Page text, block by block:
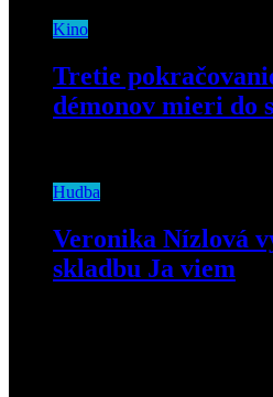
Kino
Tretie
démonov mieri do
Hudba
Veronika Nízlová
skladbu Ja viem